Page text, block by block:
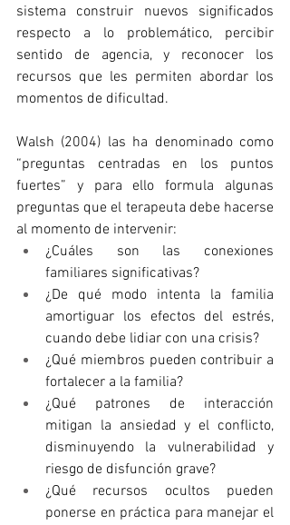
sistema construir nuevos significados
respecto a lo problemático, percibir
sentido de agencia, y reconocer los
recursos que les permiten abordar los
momentos de dificultad.
Walsh (2004) las ha denominado como
“preguntas centradas en los puntos
fuertes” y para ello formula algunas
preguntas que el terapeuta debe hacerse
al momento de intervenir:
¿Cuáles son las conexiones
familiares significativas?
¿De qué modo intenta la familia
amortiguar los efectos del estrés,
cuando debe lidiar con una crisis?
¿Qué miembros pueden contribuir a
fortalecer a la familia?
¿Qué patrones de interacción
mitigan la ansiedad y el conflicto,
disminuyendo la vulnerabilidad y
riesgo de disfunción grave?
¿Qué recursos ocultos pueden
ponerse en práctica para manejar el